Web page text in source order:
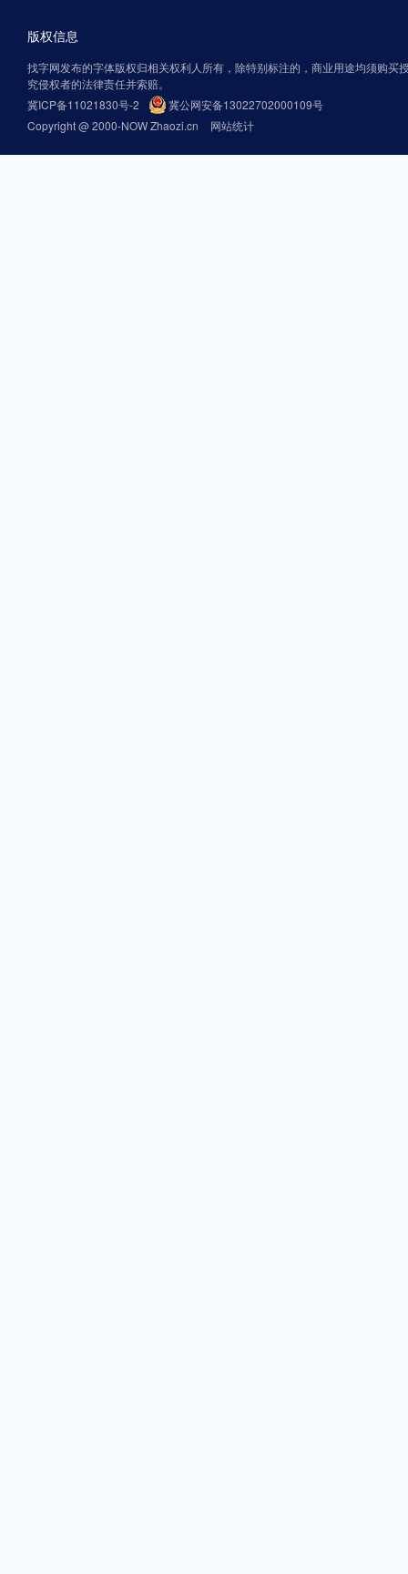
版权信息
找字网发布的字体版权归相关权利人所有，除特别标注的，商业用途均须购买
究侵权者的法律责任并索赔。
冀ICP备11021830号-2
冀公网安备13022702000109号
Copyright @ 2000-NOW Zhaozi.cn
网站统计